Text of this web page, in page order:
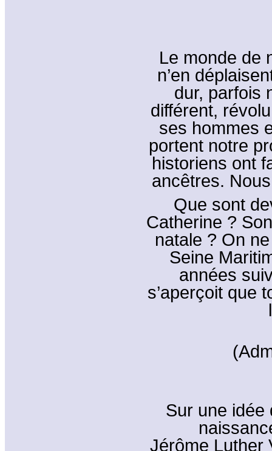
Le monde de
n’en
dur, parfois
différent,
ses hommes
portent notre
historiens ont
ancêtres.
Que sont
Catherine ?
natale ? On
Seine
années
s’aperçoit que
Sur une idée
Jérôme Luther